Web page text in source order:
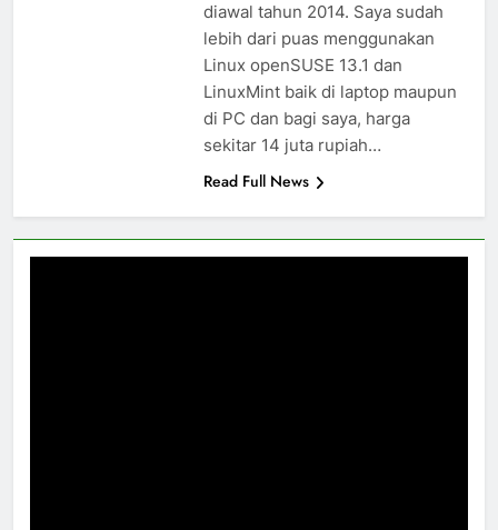
diawal tahun 2014. Saya sudah
lebih dari puas menggunakan
Linux openSUSE 13.1 dan
LinuxMint baik di laptop maupun
di PC dan bagi saya, harga
sekitar 14 juta rupiah…
Read Full News